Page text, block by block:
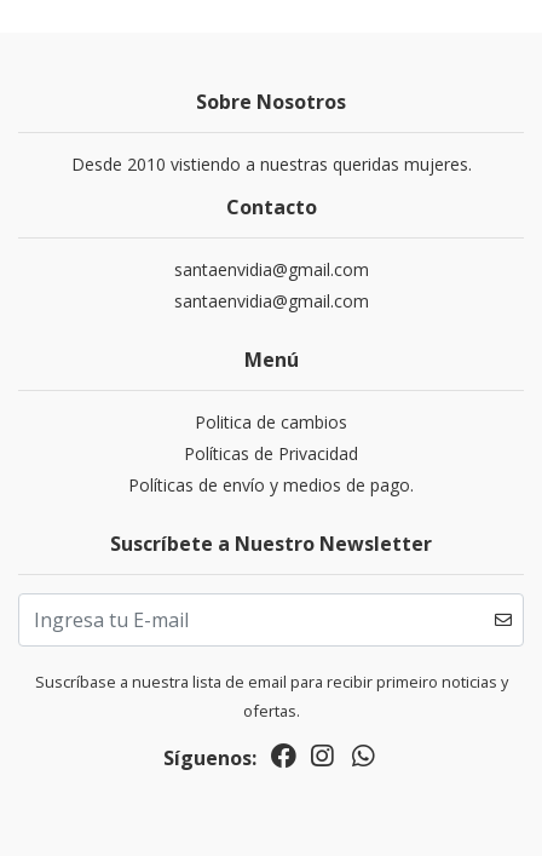
Sobre Nosotros
Desde 2010 vistiendo a nuestras queridas mujeres.
Contacto
santaenvidia@gmail.com
santaenvidia@gmail.com
Menú
Politica de cambios
Políticas de Privacidad
Políticas de envío y medios de pago.
Suscríbete a Nuestro Newsletter
Suscríbase a nuestra lista de email para recibir primeiro noticias y
ofertas.
Síguenos: